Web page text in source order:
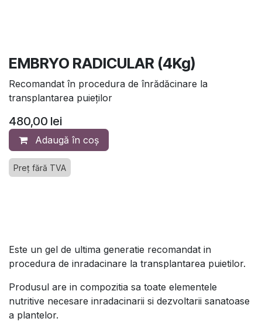
EMBRYO RADICULAR (4Kg)
Recomandat în procedura de înrădăcinare la
transplantarea puieților
480,00 lei
Adaugă în coș
Preț fără TVA
Este un gel de ultima generatie recomandat in
procedura de inradacinare la transplantarea puietilor.
Produsul are in compozitia sa toate elementele
nutritive necesare inradacinarii si dezvoltarii sanatoase
a plantelor.